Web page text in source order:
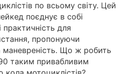
по всьому світу. Цей
поєднує в собі
для
пропонуючи
Що ж робить
таким привабливим